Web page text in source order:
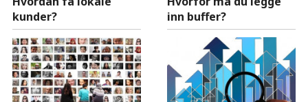
kunder?
inn buffer?